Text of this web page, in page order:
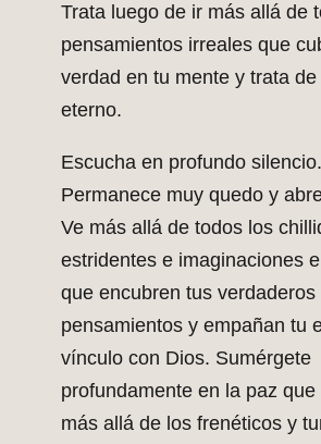
Trata luego de ir más allá de
pensamientos irreales que
verdad en tu mente y trata
eterno.
Escucha en profundo silencio.
Permanece muy quedo y
Ve más allá de todos los
estridentes e imaginaciones
que encubren tus verdaderos
pensamientos y empañan tu
vínculo con Dios. Sumérgete
profundamente en la paz
más allá de los frenéticos y